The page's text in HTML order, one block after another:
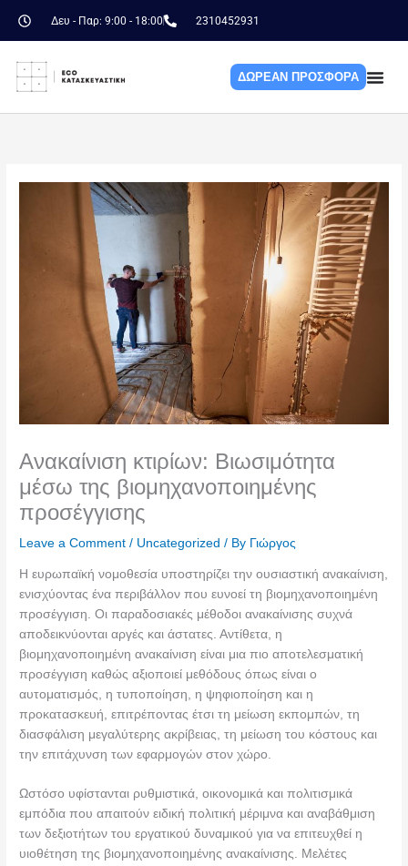
Δευ - Παρ: 9:00 - 18:00 2310452931
ΔΩΡΕΑΝ ΠΡΟΣΦΟΡΑ
Ανακαίνιση κτιρίων: Βιωσιμότητα
μέσω της βιομηχανοποιημένης
προσέγγισης
Leave a Comment / Uncategorized / By Γιώργος
Η ευρωπαϊκή νομοθεσία υποστηρίζει την ουσιαστική ανακαίνιση,
ενισχύοντας ένα περιβάλλον που ευνοεί τη βιομηχανοποιημένη
προσέγγιση. Οι παραδοσιακές μέθοδοι ανακαίνισης συχνά
αποδεικνύονται αργές και άστατες. Αντίθετα, η
βιομηχανοποιημένη ανακαίνιση είναι μια πιο αποτελεσματική
προσέγγιση καθώς αξιοποιεί μεθόδους όπως είναι ο
αυτοματισμός, η τυποποίηση, η ψηφιοποίηση και η
προκατασκευή, επιτρέποντας έτσι τη μείωση εκπομπών, τη
διασφάλιση μεγαλύτερης ακρίβειας, τη μείωση του κόστους και
την επιτάχυνση των εφαρμογών στον χώρο.
Ωστόσο υφίστανται ρυθμιστικά, οικονομικά και πολιτισμικά
εμπόδια που απαιτούν ειδική πολιτική μέριμνα και αναβάθμιση
των δεξιοτήτων του εργατικού δυναμικού για να επιτευχθεί η
υιοθέτηση της βιομηχανοποιημένης ανακαίνισης. Μελέτες